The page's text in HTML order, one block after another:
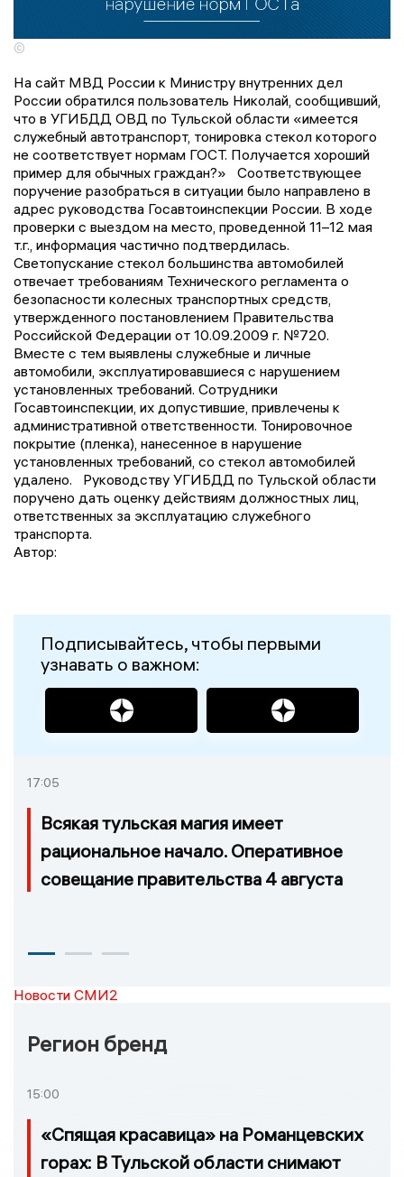
©
На сайт МВД России к Министру внутренних дел
России обратился пользователь Николай, сообщивший,
что в УГИБДД ОВД по Тульской области «имеется
служебный автотранспорт, тонировка стекол которого
не соответствует нормам ГОСТ. Получается хороший
пример для обычных граждан?» Соответствующее
поручение разобраться в ситуации было направлено в
адрес руководства Госавтоинспекции России. В ходе
проверки с выездом на место, проведенной 11–12 мая
т.г., информация частично подтвердилась.
Светопускание стекол большинства автомобилей
отвечает требованиям Технического регламента о
безопасности колесных транспортных средств,
утвержденного постановлением Правительства
Российской Федерации от 10.09.2009 г. №720.
Вместе с тем выявлены служебные и личные
автомобили, эксплуатировавшиеся с нарушением
установленных требований. Сотрудники
Госавтоинспекции, их допустившие, привлечены к
административной ответственности. Тонировочное
покрытие (пленка), нанесенное в нарушение
установленных требований, со стекол автомобилей
удалено. Руководству УГИБДД по Тульской области
поручено дать оценку действиям должностных лиц,
ответственных за эксплуатацию служебного
транспорта.
Автор:
Подписывайтесь, чтобы первыми
узнавать о важном:
17:05
Всякая тульская магия имеет
рациональное начало. Оперативное
совещание правительства 4 августа
Новости СМИ2
Регион бренд
15:00
«Спящая красавица» на Романцевских
горах: В Тульской области снимают